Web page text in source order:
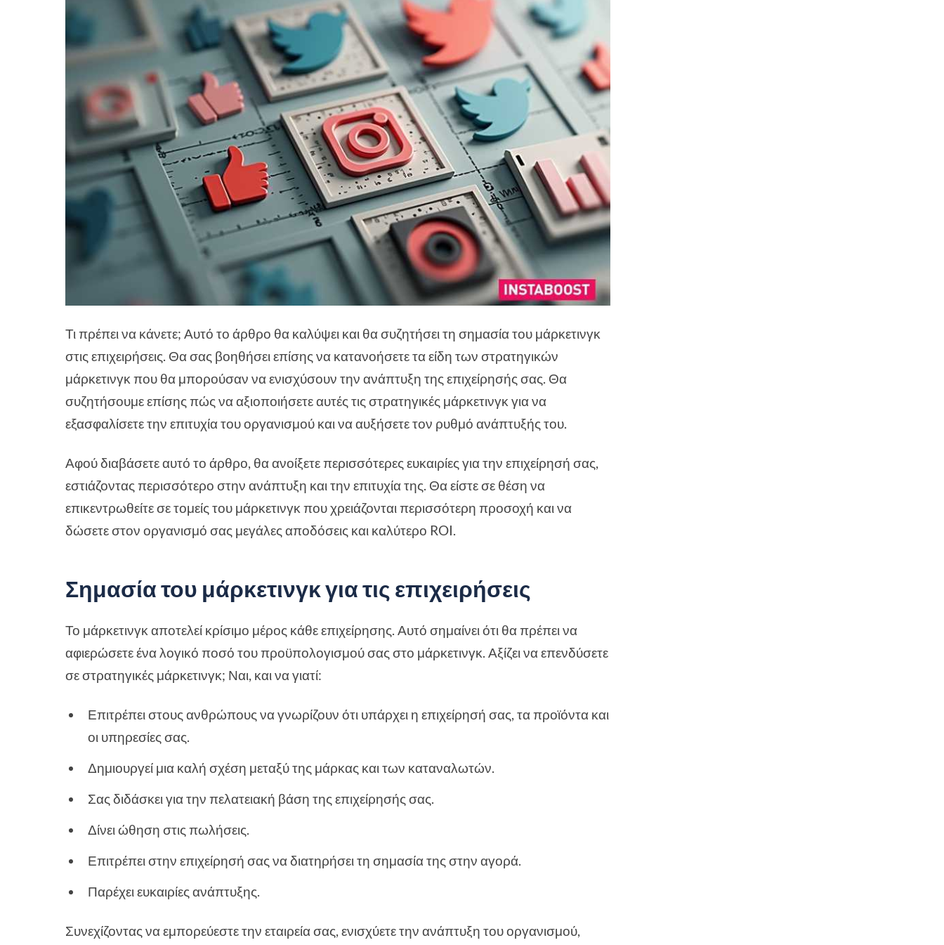
Τι πρέπει να κάνετε; Αυτό το άρθρο θα καλύψει και θα συζητήσει τη σημασία του μάρκετινγκ
στις επιχειρήσεις. Θα σας βοηθήσει επίσης να κατανοήσετε τα είδη των στρατηγικών
μάρκετινγκ που θα μπορούσαν να ενισχύσουν την ανάπτυξη της επιχείρησής σας. Θα
συζητήσουμε επίσης πώς να αξιοποιήσετε αυτές τις στρατηγικές μάρκετινγκ για να
εξασφαλίσετε την επιτυχία του οργανισμού και να αυξήσετε τον ρυθμό ανάπτυξής του.
Αφού διαβάσετε αυτό το άρθρο, θα ανοίξετε περισσότερες ευκαιρίες για την επιχείρησή σας,
εστιάζοντας περισσότερο στην ανάπτυξη και την επιτυχία της. Θα είστε σε θέση να
επικεντρωθείτε σε τομείς του μάρκετινγκ που χρειάζονται περισσότερη προσοχή και να
δώσετε στον οργανισμό σας μεγάλες αποδόσεις και καλύτερο ROI.
Σημασία του μάρκετινγκ για τις επιχειρήσεις
Το μάρκετινγκ αποτελεί κρίσιμο μέρος κάθε επιχείρησης. Αυτό σημαίνει ότι θα πρέπει να
αφιερώσετε ένα λογικό ποσό του προϋπολογισμού σας στο μάρκετινγκ. Αξίζει να επενδύσετε
σε στρατηγικές μάρκετινγκ; Ναι, και να γιατί:
Επιτρέπει στους ανθρώπους να γνωρίζουν ότι υπάρχει η επιχείρησή σας, τα προϊόντα και
οι υπηρεσίες σας.
Δημιουργεί μια καλή σχέση μεταξύ της μάρκας και των καταναλωτών.
Σας διδάσκει για την πελατειακή βάση της επιχείρησής σας.
Δίνει ώθηση στις πωλήσεις.
Επιτρέπει στην επιχείρησή σας να διατηρήσει τη σημασία της στην αγορά.
Παρέχει ευκαιρίες ανάπτυξης.
Συνεχίζοντας να εμπορεύεστε την εταιρεία σας, ενισχύετε την ανάπτυξη του οργανισμού,